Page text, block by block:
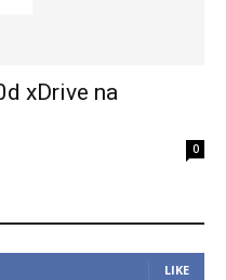
xDrive na
0
LIKE